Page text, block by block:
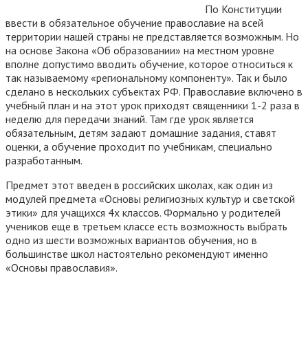
По Конституции
ввести в обязательное обучение православие на всей
территории нашей страны не представляется возможным. Но
на основе Закона «Об образовании» на местном уровне
вполне допустимо вводить обучение, которое относиться к
так называемому «региональному компоненту». Так и было
сделано в нескольких субъектах РФ. Православие включено в
учебный план и на этот урок приходят священники 1-2 раза в
неделю для передачи знаний. Там где урок является
обязательным, детям задают домашние задания, ставят
оценки, а обучение проходит по учебникам, специально
разработанным.
Предмет этот введен в российских школах, как один из
модулей предмета «Основы религиозных культур и светской
этики» для учащихся 4х классов. Формально у родителей
учеников еще в третьем классе есть возможность выбрать
одно из шести возможных вариантов обучения, но в
большинстве школ настоятельно рекомендуют именно
«Основы православия».